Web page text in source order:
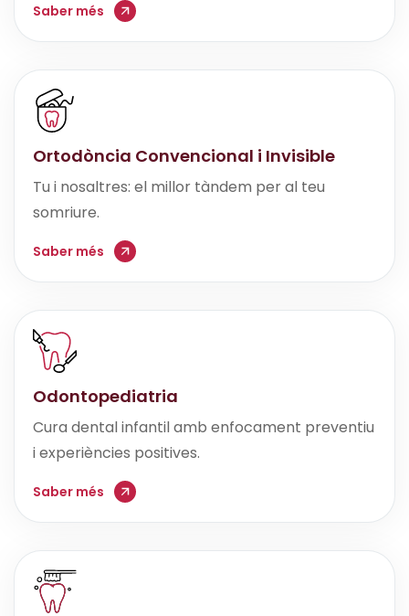
Saber més
Ortodòncia Convencional i Invisible
Tu i nosaltres: el millor tàndem per al teu
somriure.
Saber més
Odontopediatria
Cura dental infantil amb enfocament preventiu
i experiències positives.
Saber més